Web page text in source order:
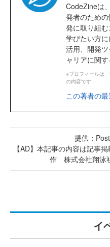
CodeZineは
発者のため
発に取り組
学びたい方
活用、開発
ャリアに関
※プロフィールは
の内容です
この著者の
提供：
【AD】本記事の内容は記事
作 株式会社翔泳
イ